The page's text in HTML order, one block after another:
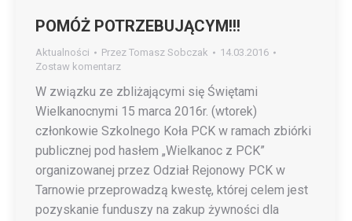
POMÓŻ POTRZEBUJĄCYM!!!
Aktualności Przez Tomasz Sobczak
14.03.2016
Zostaw komentarz
W związku ze zbliżającymi się Świętami
Wielkanocnymi 15 marca 2016r. (wtorek)
członkowie Szkolnego Koła PCK w ramach zbiórki
publicznej pod hasłem „Wielkanoc z PCK”
organizowanej przez Odział Rejonowy PCK w
Tarnowie przeprowadzą kwestę, której celem jest
pozyskanie funduszy na zakup żywności dla